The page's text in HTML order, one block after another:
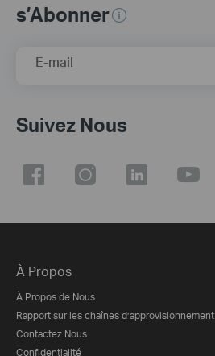
s’Abonner
E-mail
Suivez Nous
À Propos
À Propos de Nous
Rapport sur les chaînes d’approvisionnement
Contactez Nous
Confidentialité